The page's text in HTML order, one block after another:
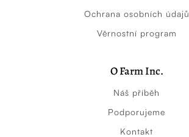
Ochrana osobních údajů
Věrnostní program
O Farm Inc.
Náš příběh
Podporujeme
Kontakt